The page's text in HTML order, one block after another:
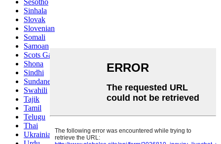
Sesotho
Sinhala
Slovak
Slovenian
Somali
Samoan
Scots Gaelic
Shona
Sindhi
Sundanese
Swahili
Tajik
Tamil
Telugu
Thai
Ukrainian